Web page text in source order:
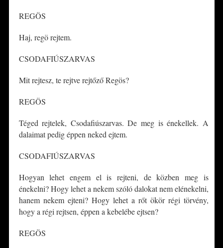
REGÖS
Haj, regö rejtem.
CSODAFIÚSZARVAS
Mit rejtesz, te rejtve rejtőző Regös?
REGÖS
Téged rejtelek, Csodafiúszarvas. De meg is énekellek. A
dalaimat pedig éppen neked ejtem.
CSODAFIÚSZARVAS
Hogyan lehet engem el is rejteni, de közben meg is
énekelni? Hogy lehet a nekem szóló dalokat nem elénekelni,
hanem nekem ejteni? Hogy lehet a rőt ökör régi törvény,
hogy a régi rejtsen, éppen a kebelébe ejtsen?
REGÖS